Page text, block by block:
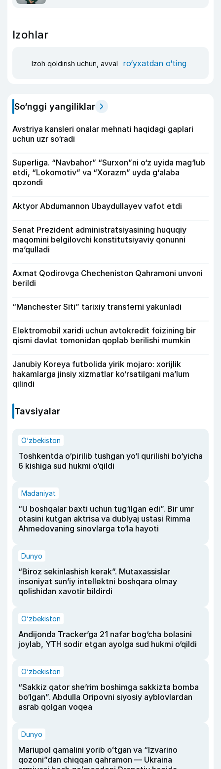
Izohlar
Izoh qoldirish uchun, avval ro‘yxatdan o‘ting
So‘nggi yangiliklar
Avstriya kansleri onalar mehnati haqidagi gaplari
uchun uzr so‘radi
Superliga. “Navbahor” “Surxon”ni o‘z uyida mag‘lub
etdi, “Lokomotiv” va “Xorazm” uyda g‘alaba
qozondi
Aktyor Abdu­mannon Ubaydullayev vafot etdi
Senat Prezident administratsiyasining huquqiy
maqomini belgilovchi konstitutsiyaviy qonunni
ma’qulladi
Axmat Qodirovga Checheniston Qahramoni unvoni
berildi
“Manchester Siti” tarixiy transferni yakunladi
Elektromobil xaridi uchun avtokredit foizining bir
qismi davlat tomonidan qoplab berilishi mumkin
Janubiy Koreya futbolida yirik mojaro: xorijlik
hakamlarga jinsiy xizmatlar ko‘rsatilgani ma’lum
qilindi
Tavsiyalar
O‘zbekiston
Toshkentda o‘pirilib tushgan yo‘l qurilishi bo‘yicha
6 kishiga sud hukmi o‘qildi
Madaniyat
“U boshqalar baxti uchun tug‘ilgan edi”. Bir umr
otasini kutgan aktrisa va dublyaj ustasi Rimma
Ahmedovaning sinovlarga to‘la hayoti
Dunyo
“Biroz sekinlashish kerak”. Mutaxassislar
insoniyat sun’iy intellektni boshqara olmay
qolishidan xavotir bildirdi
O‘zbekiston
Andijonda Tracker’ga 21 nafar bog‘cha bolasini
joylab, YTH sodir etgan ayolga sud hukmi o‘qildi
O‘zbekiston
“Sakkiz qator she’rim boshimga sakkizta bomba
bo‘lgan”. Abdulla Oripovni siyosiy ayblovlardan
asrab qolgan voqea
Dunyo
Mariupol qamalini yorib oʻtgan va “Izvarino
qozoni”dan chiqqan qahramon — Ukraina